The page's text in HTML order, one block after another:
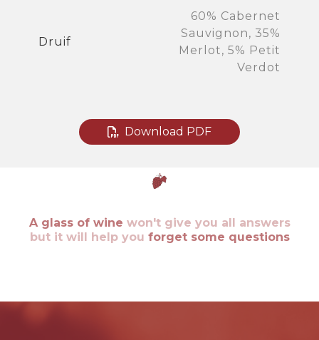
Druif
60% Cabernet
Sauvignon, 35%
Merlot, 5% Petit
Verdot
Download PDF
A glass of wine won't give you all answers
but it will help you forget some questions